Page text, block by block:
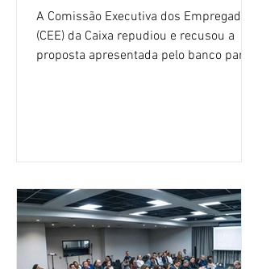
A Comissão Executiva dos Empregados
(CEE) da Caixa repudiou e recusou a
proposta apresentada pelo banco para o
negociações das empregadas e dos
empregados exigiram que a Caixa refaça
os cálculos e apresente uma nova
proposta. O entendimento é que a